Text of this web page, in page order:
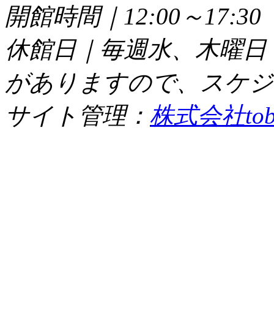
開館時間｜12:00～
休館日｜毎週水、木曜
がありますので、スケ
サイト管理： 株式会社